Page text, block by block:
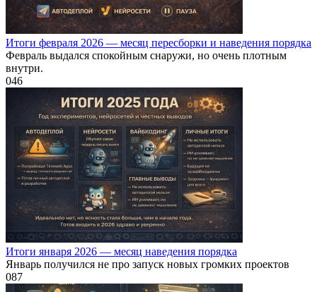
Итоги февраля 2026 — месяц пересборки и наведения порядка
Февраль выдался спокойным снаружи, но очень плотным
внутри.
046
Итоги января 2026 — месяц наведения порядка
Январь получился не про запуск новых громких проектов
087